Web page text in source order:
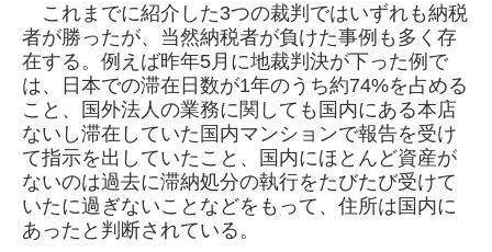
これまでに紹介した3つの裁判ではいずれも納税
者が勝ったが、当然納税者が負けた事例も多く存
在する。例えば昨年5月に地裁判決が下った例 で
は、日本での滞在日数が1年のうち約74%を占める
こと、国外法人の業務に関しても国内にある本店
ないし滞在していた国内マンションで報告を受け
て指示を出していたこと、国内にほとんど資産が
ないのは過去に滞納処分の執行をたびたび受けて
いたに過ぎないことなどをもって、住所は国内に
あったと判断されている。